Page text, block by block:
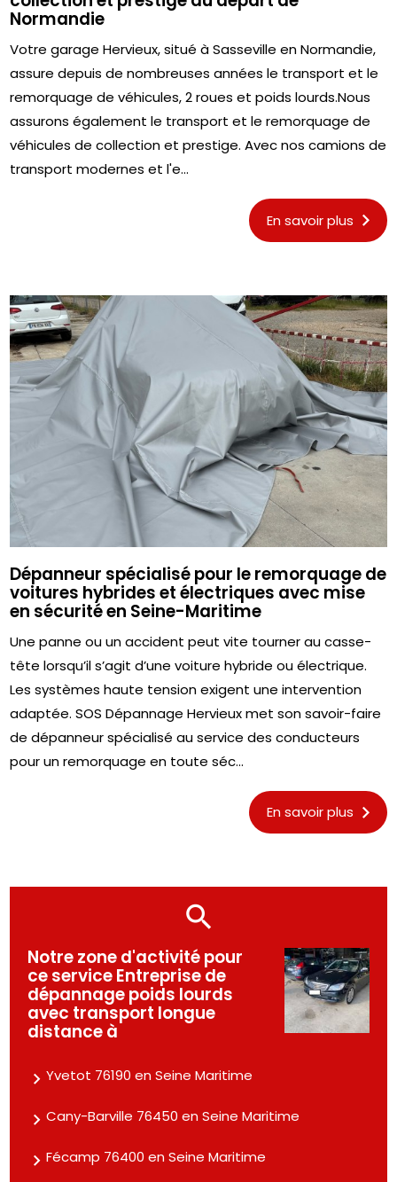
Normandie
Votre garage Hervieux, situé à Sasseville en Normandie,
assure depuis de nombreuses années le transport et le
remorquage de véhicules, 2 roues et poids lourds.Nous
assurons également le transport et le remorquage de
véhicules de collection et prestige. Avec nos camions de
transport modernes et l'e...
En savoir plus
Dépanneur spécialisé pour le remorquage de
voitures hybrides et électriques avec mise
en sécurité en Seine-Maritime
Une panne ou un accident peut vite tourner au casse-
tête lorsqu’il s’agit d’une voiture hybride ou électrique.
Les systèmes haute tension exigent une intervention
adaptée. SOS Dépannage Hervieux met son savoir-faire
de dépanneur spécialisé au service des conducteurs
pour un remorquage en toute séc...
En savoir plus
Notre zone d'activité pour
ce service Entreprise de
dépannage poids lourds
avec transport longue
distance à
Yvetot 76190 en Seine Maritime
Cany-Barville 76450 en Seine Maritime
Fécamp 76400 en Seine Maritime